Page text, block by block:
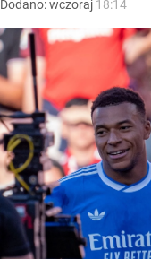
Dodano:wczoraj 18:14